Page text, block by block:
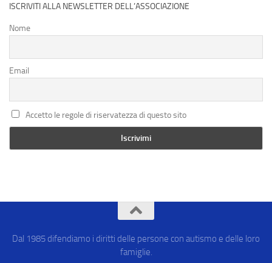
ISCRIVITI ALLA NEWSLETTER DELL’ASSOCIAZIONE
Nome
Email
Accetto le regole di riservatezza di questo sito
Dal 1985 difendiamo i diritti delle persone con autismo e delle loro
famiglie.